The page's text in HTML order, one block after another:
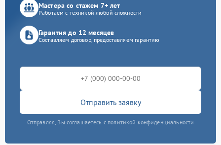
Мастера со стажем 7+ лет
Работаем с техникой любой сложности
Гарантия до 12 месяцев
Составляем договор, предоставляем гарантию
Отправить заявку
Отправляя, Вы соглашаетесь с политикой конфиденциальности